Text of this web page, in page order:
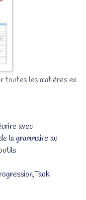
toutes les matières en
avec
la grammaire au
,Taoki